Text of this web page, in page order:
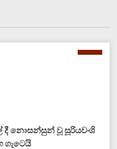
දී නොසන්සුන් වූ සූරියවංශි
ගැටෙයි